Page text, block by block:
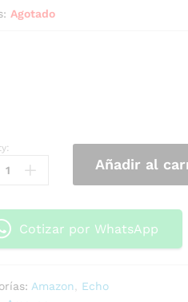
Agotado
Añadir al
Cotizar por WhatsApp
Amazon, Echo